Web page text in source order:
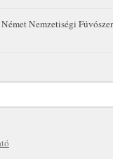
Nemzetiségi